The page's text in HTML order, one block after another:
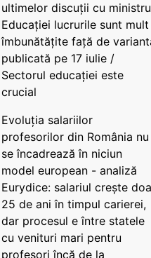
ultimelor discuții cu
Educației lucrurile sunt mult
îmbunătățite față de
publicată pe 17 iulie /
Sectorul educației este
crucial
Evoluția salariilor
profesorilor din România nu
se încadrează în niciun
model european - analiză
Eurydice: salariul crește
25 de ani în timpul carierei,
dar procesul e între statele
cu venituri mari pentru
profesori încă de la